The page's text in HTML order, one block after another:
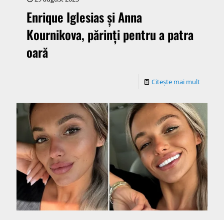
Enrique Iglesias și Anna
Kournikova, părinți pentru a patra
oară
Citește mai mult